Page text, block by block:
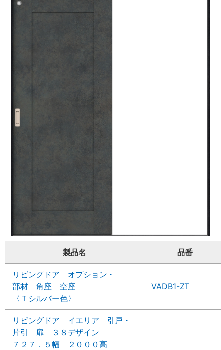
製品名 品番
リビングドア オプション・
部材 角座 空座
〈Ｔシルバー色〉
VADB1-ZT
リビングドア イエリア 引戸・
片引 扉 ３８デザイン
７２７．５幅 ２０００高